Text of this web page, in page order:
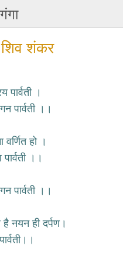
शिव शंकर
पार्वती ।
पार्वती ।।
हो ।
।।
पार्वती ।।
नयन ही दर्पण।